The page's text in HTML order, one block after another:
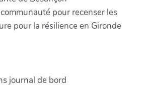
pour recenser les
pour la résilience en Gironde
journal de bord